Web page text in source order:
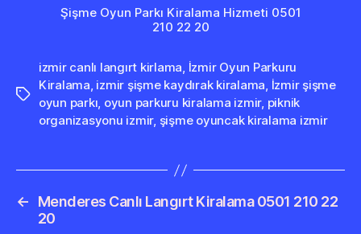
Şişme Oyun Parkı Kiralama Hizmeti 0501
210 22 20
Etiketler
izmir canlı langırt kirlama, İzmir Oyun Parkuru
Kiralama, izmir şişme kaydırak kiralama, İzmir şişme
oyun parkı, oyun parkuru kiralama izmir, piknik
organizasyonu izmir, şişme oyuncak kiralama izmir
←
Menderes Canlı Langırt Kiralama 0501 210 22
20